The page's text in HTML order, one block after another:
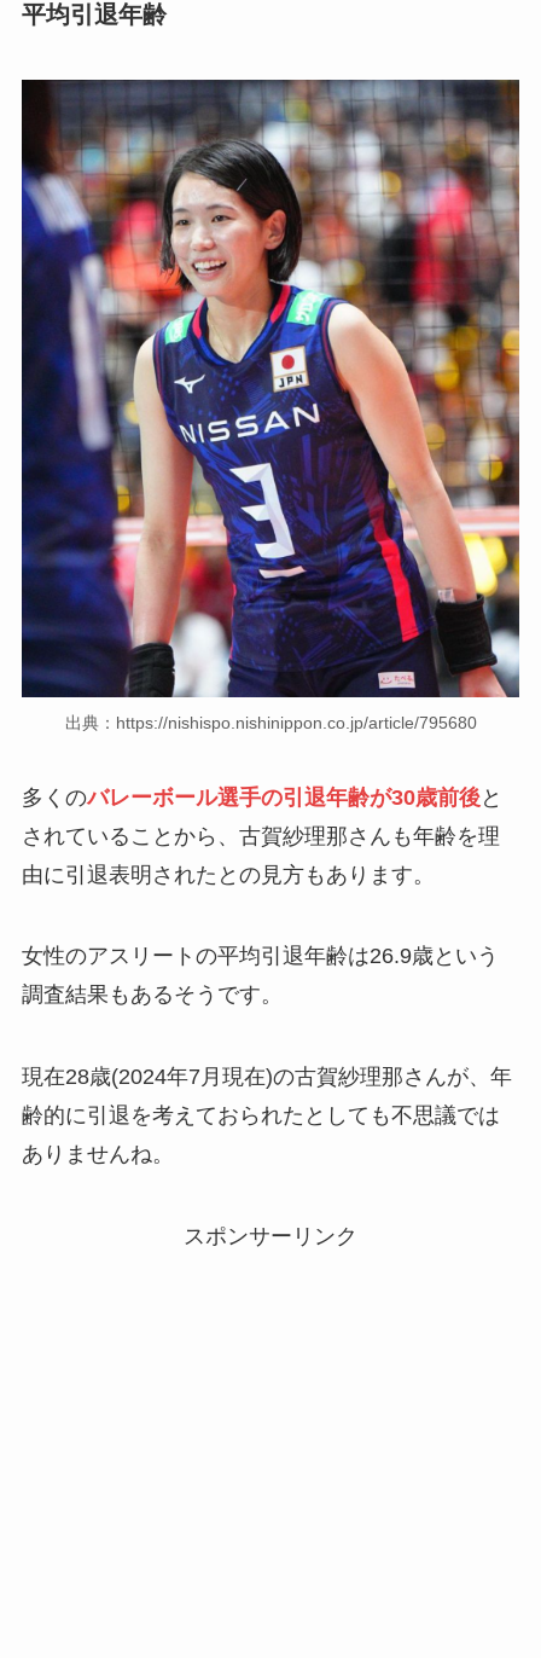
平均引退年齢
出典：https://nishispo.nishinippon.co.jp/article/795680
多くのバレーボール選手の引退年齢が30歳前後と
されていることから、古賀紗理那さんも年齢を理
由に引退表明されたとの見方もあります。
女性のアスリートの平均引退年齢は26.9歳という
調査結果もあるそうです。
現在28歳(2024年7月現在)の古賀紗理那さんが、年
齢的に引退を考えておられたとしても不思議では
ありませんね。
スポンサーリンク